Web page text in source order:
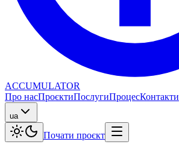
ACCUMULATOR
Про насПроєктиПослугиПроцесКонтакти
ua
Почати проєкт